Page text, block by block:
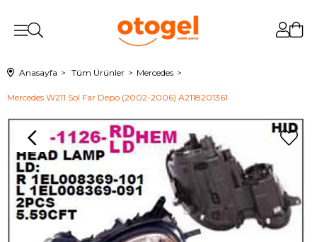
Anasayfa Tüm Ürünler Mercedes
Mercedes W211 Sol Far Depo (2002-2006) A2118201361